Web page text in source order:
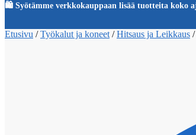
🛍️ Syötämme verkkokauppaan lisää tuotteita koko
Etusivu /Työkalut ja koneet /Hitsaus ja Leikkaus /